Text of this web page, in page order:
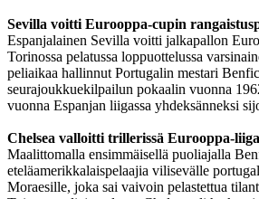
Sevilla voitti Eurooppa-cupin
Espanjalainen Sevilla voitti jalkapallon
Torinossa pelatussa loppuottelussa
peliaikaa hallinnut Portugalin mestari
seurajoukkuekilpailun pokaalin vuonna
vuonna Espanjan liigassa yhdeksänneksi
Chelsea valloitti trillerissä Eurooppa-
Maalittomalla ensimmäisellä puoliajalla
eteläamerikkalaispelaajia vilisevälle
Moraesille, joka sai vaivoin pelastettua